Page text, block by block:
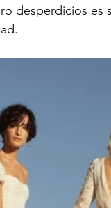
desperdicios es